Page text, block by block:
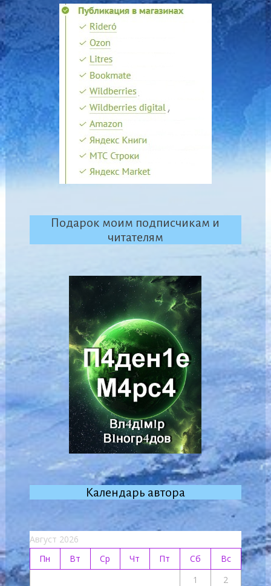
Подарок моим подписчикам и
читателям
Календарь автора
Август 2026
Пн
Вт Ср Чт Пт Сб
Вс
1
2